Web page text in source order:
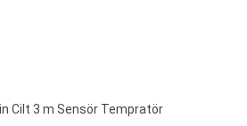
Cilt 3 m Sensör Tempratör